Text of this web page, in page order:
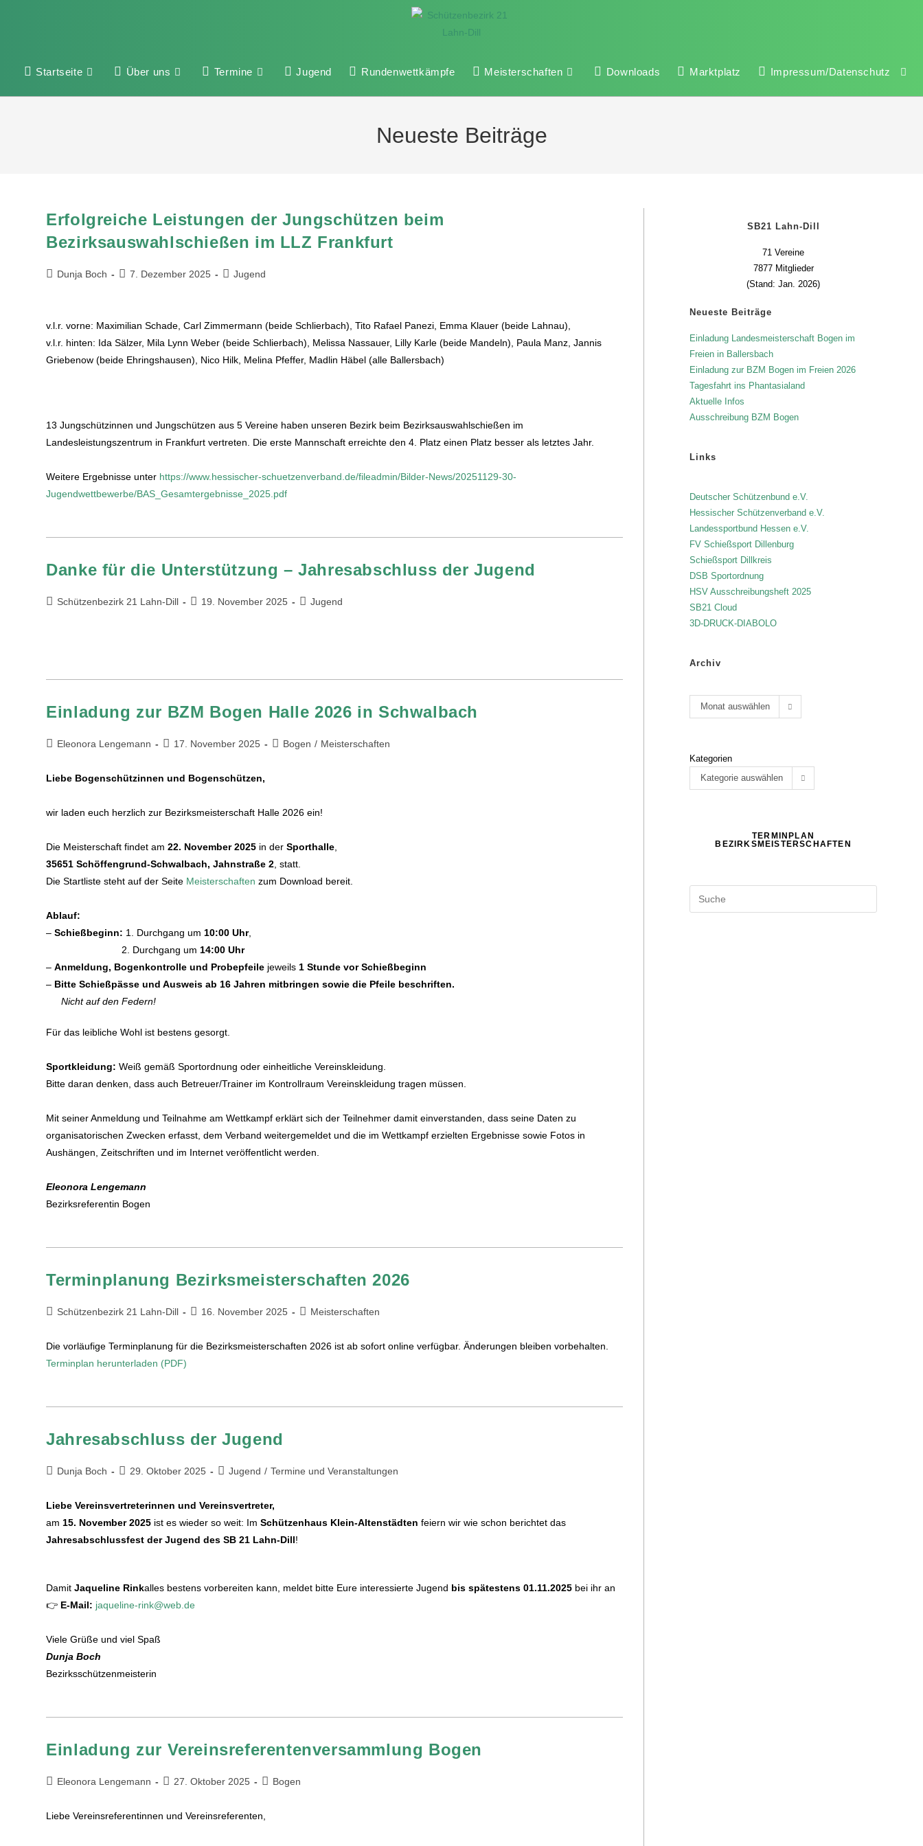
Startseite Über uns Termine Jugend Rundenwettkämpfe Meisterschaften Downloads Marktplatz Impressum/Datenschutz
Neueste Beiträge
Erfolgreiche Leistungen der Jungschützen beim
Bezirksauswahlschießen im LLZ Frankfurt
Dunja Boch 7. Dezember 2025 Jugend
v.l.r. vorne: Maximilian Schade, Carl Zimmermann (beide Schlierbach), Tito Rafael Panezi, Emma Klauer (beide Lahnau),
v.l.r. hinten: Ida Sälzer, Mila Lynn Weber (beide Schlierbach), Melissa Nassauer, Lilly Karle (beide Mandeln), Paula Manz, Jannis
Griebenow (beide Ehringshausen), Nico Hilk, Melina Pfeffer, Madlin Häbel (alle Ballersbach)
13 Jungschützinnen und Jungschützen aus 5 Vereine haben unseren Bezirk beim Bezirksauswahlschießen im
Landesleistungszentrum in Frankfurt vertreten. Die erste Mannschaft erreichte den 4. Platz einen Platz besser als letztes Jahr.
Weitere Ergebnisse unter https://www.hessischer-schuetzenverband.de/fileadmin/Bilder-News/20251129-30-
Jugendwettbewerbe/BAS_Gesamtergebnisse_2025.pdf
Danke für die Unterstützung – Jahresabschluss der Jugend
Schützenbezirk 21 Lahn-Dill 19. November 2025 Jugend
Einladung zur BZM Bogen Halle 2026 in Schwalbach
Eleonora Lengemann 17. November 2025 Bogen / Meisterschaften
Liebe Bogenschützinnen und Bogenschützen,
wir laden euch herzlich zur Bezirksmeisterschaft Halle 2026 ein!
Die Meisterschaft findet am22. November 2025 in derSporthalle
35651 Schöffengrund-Schwalbach, Jahnstraße 2 , statt.
Die Startliste steht auf der Seite Meisterschaftenzum Download bereit.
Ablauf:
–Schießbeginn: 1. Durchgang um 10:00 Uhr,
2. Durchgang um 14:00 Uhr
–Anmeldung, Bogenkontrolle und Probepfeile jeweils 1 Stunde vor Schießbeginn
– Bitte Schießpässe und Ausweis ab 16 Jahren mitbringen sowie die Pfeile beschriften.
Nicht auf den Federn!
Für das leibliche Wohl ist bestens gesorgt.
Sportkleidung: Weiß gemäß Sportordnung oder einheitliche Vereinskleidung.
Bitte daran denken, dass auch Betreuer/Trainer im Kontrollraum Vereinskleidung tragen müssen.
Mit seiner Anmeldung und Teilnahme am Wettkampf erklärt sich der Teilnehmer damit einverstanden, dass seine Daten zu
organisatorischen Zwecken erfasst, dem Verband weitergemeldet und die im Wettkampf erzielten Ergebnisse sowie Fotos in
Aushängen, Zeitschriften und im Internet veröffentlicht werden.
Eleonora Lengemann
Bezirksreferentin Bogen
Terminplanung Bezirksmeisterschaften 2026
Schützenbezirk 21 Lahn-Dill 16. November 2025 Meisterschaften
Die vorläufige Terminplanung für die Bezirksmeisterschaften 2026 ist ab sofort online verfügbar. Änderungen bleiben vorbehalten.
Terminplan herunterladen (PDF)
Jahresabschluss der Jugend
Dunja Boch 29. Oktober 2025 Jugend / Termine und Veranstaltungen
Liebe Vereinsvertreterinnen und Vereinsvertreter,
am 15. November 2025 ist es wieder so weit: ImSchützenhaus Klein-Altenstädten feiern wir wie schon berichtet das
Jahresabschlussfest der Jugend des SB 21 Lahn-Dill!
DamitJaqueline Rinkalles bestens vorbereiten kann, meldet bitte Eure interessierte Jugend bis spätestens 01.11.2025 bei ihr an
👉 E-Mail: jaqueline-rink@web.de
Viele Grüße und viel Spaß
Dunja Boch
Bezirksschützenmeisterin
Einladung zur Vereinsreferentenversammlung Bogen
Eleonora Lengemann 27. Oktober 2025 Bogen
Liebe Vereinsreferentinnen und Vereinsreferenten,
SB21 Lahn-Dill
71 Vereine
7877 Mitglieder
(Stand: Jan. 2026)
Neueste Beiträge
Einladung Landesmeisterschaft Bogen im
Freien in Ballersbach
Einladung zur BZM Bogen im Freien 2026
Tagesfahrt ins Phantasialand
Aktuelle Infos
Ausschreibung BZM Bogen
Links
Deutscher Schützenbund e.V.
Hessischer Schützenverband e.V.
Landessportbund Hessen e.V.
FV Schießsport Dillenburg
Schießsport Dillkreis
DSB Sportordnung
HSV Ausschreibungsheft 2025
SB21 Cloud
3D-DRUCK-DIABOLO
Archiv
Monat auswählen
Kategorien
Kategorie auswählen
TERMINPLAN
BEZIRKSMEISTERSCHAFTEN